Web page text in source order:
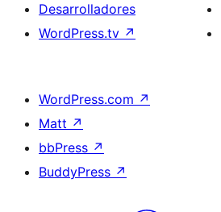
Desarrolladores
WordPress.tv ↗
WordPress.com ↗
Matt ↗
bbPress ↗
BuddyPress ↗